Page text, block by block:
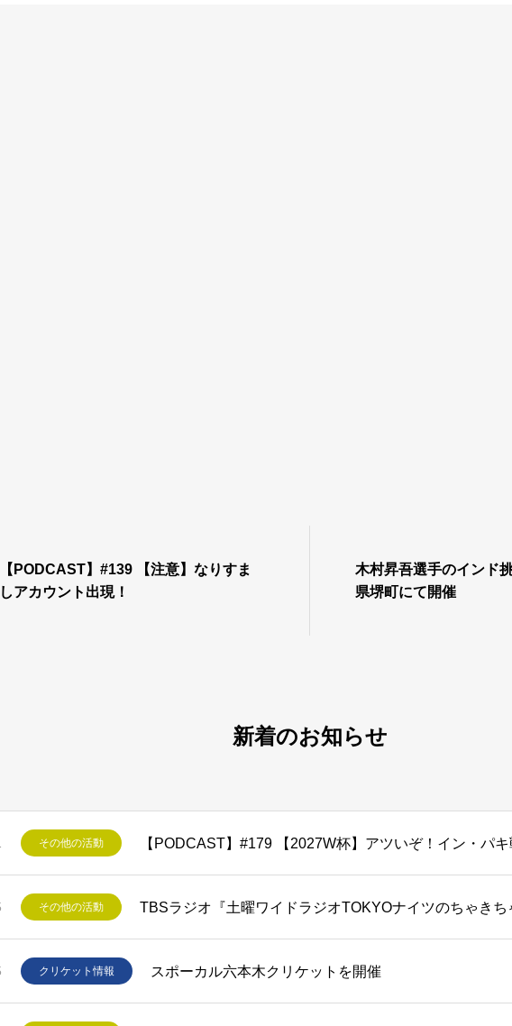
【PODCAST】#139 【注意】なりすま
しアカウント出現！
木村昇吾選手のインド
県堺町にて開催
新着のお知らせ
その他の活動
その他の活動
クリケット情報 スポーカル六本木クリケットを開催